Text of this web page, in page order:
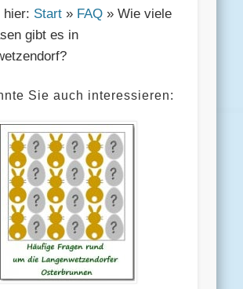
hier: Start » FAQ» Wie viele
gibt es in
Sie auch interessieren: